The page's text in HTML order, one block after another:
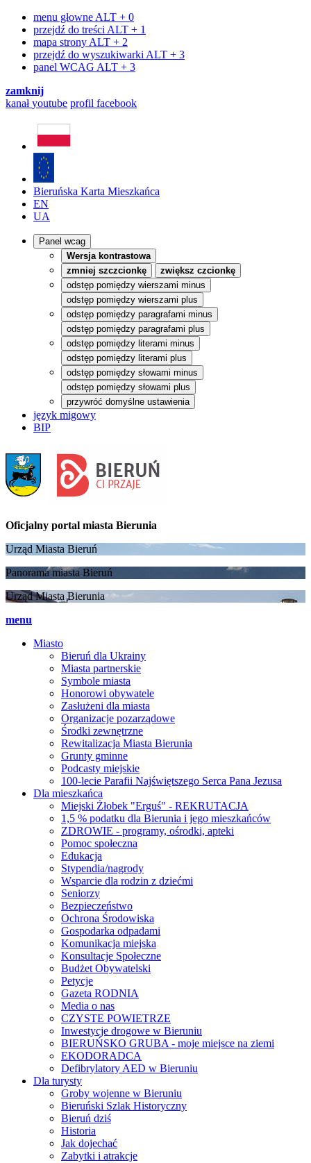
menu głowne ALT + 0
przejdź do treści ALT + 1
mapa strony ALT + 2
przejdź do wyszukiwarki ALT + 3
panel WCAG ALT + 3
zamknij
kanałyoutube profil facebook
Bieruńska Karta Mieszkańca
EN
UA
Panel wcag
Wersja kontrastowa
zmniej szczcionkę
zwiększ czcionkę
odstęp pomiędzy wierszami minus
odstęp pomiędzy wierszami plus
odstęp pomiędzy paragrafami minus
odstęp pomiędzy paragrafami plus
odstęp pomiędzy literami minus
odstęp pomiędzy literami plus
odstęp pomiędzy słowami minus
odstęp pomiędzy słowami plus
przywróć domyślne ustawienia
język migowy
BIP
Oficjalny portal miasta Bierunia
Urząd Miasta Bieruń
Panorama miasta Bieruń
Urząd Miasta Bierunia
menu
Miasto
Bieruń dla Ukrainy
Miasta partnerskie
Symbole miasta
Honorowi obywatele
Zasłużeni dla miasta
Organizacje pozarządowe
Środki zewnętrzne
Rewitalizacja Miasta Bierunia
Grunty gminne
Podcasty miejskie
100-lecie Parafii Najświętszego Serca Pana Jezusa
Dla mieszkańca
Miejski Żłobek "Erguś" - REKRUTACJA
1,5 % podatku dla Bierunia i jego mieszkańców
ZDROWIE - programy, ośrodki, apteki
Pomoc społeczna
Edukacja
Stypendia/nagrody
Wsparcie dla rodzin z dziećmi
Seniorzy
Bezpieczeństwo
Ochrona Środowiska
Gospodarka odpadami
Komunikacja miejska
Konsultacje Społeczne
Budżet Obywatelski
Petycje
Gazeta RODNIA
Media o nas
CZYSTE POWIETRZE
Inwestycje drogowe w Bieruniu
BIERUŃSKO GRUBA - moje miejsce na ziemi
EKODORADCA
Defibrylatory AED w Bieruniu
Dla turysty
Groby wojenne w Bieruniu
Bieruński Szlak Historyczny
Bieruń dziś
Historia
Jak dojechać
Zabytki i atrakcje